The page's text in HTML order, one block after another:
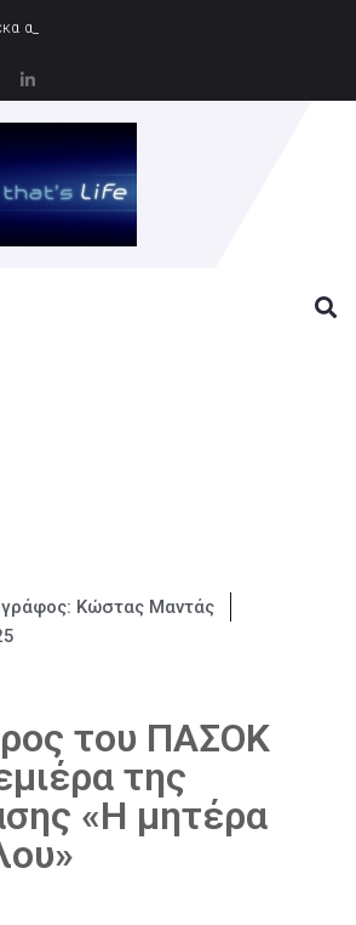
ατόμων κατά τη διά
Κώστας Μαντάς
του ΠΑΣΟΚ
της
«Η μητέρα